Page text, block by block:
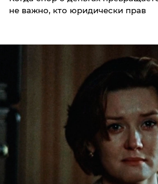
не важно, кто юридически прав